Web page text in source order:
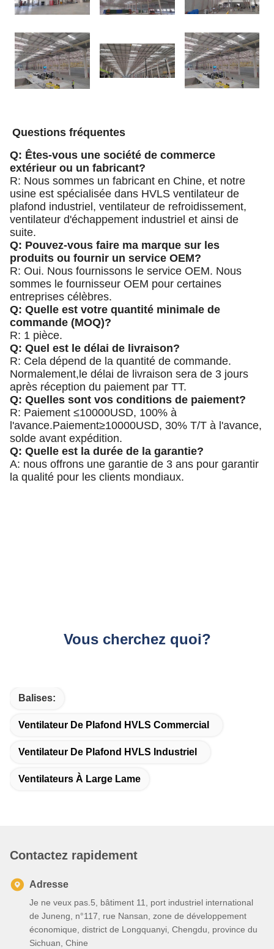
Questions fréquentes
Q: Êtes-vous une société de commerce
extérieur ou un fabricant?
R: Nous sommes un fabricant en Chine, et notre
usine est spécialisée dans HVLS ventilateur de
plafond industriel, ventilateur de refroidissement,
ventilateur d'échappement industriel et ainsi de
suite.
Q: Pouvez-vous faire ma marque sur les
produits ou fournir un service OEM?
R: Oui. Nous fournissons le service OEM. Nous
sommes le fournisseur OEM pour certaines
entreprises célèbres.
Q: Quelle est votre quantité minimale de
commande (MOQ)?
R: 1 pièce.
Q: Quel est le délai de livraison?
R: Cela dépend de la quantité de commande.
Normalement,le délai de livraison sera de 3 jours
après réception du paiement par TT.
Q: Quelles sont vos conditions de paiement?
R: Paiement ≤10000USD, 100% à
l'avance.Paiement≥10000USD, 30% T/T à l'avance,
solde avant expédition.
Q: Quelle est la durée de la garantie?
A: nous offrons une garantie de 3 ans pour garantir
la qualité pour les clients mondiaux.
Vous cherchez quoi?
Balises:
Ventilateur De Plafond HVLS Commercial
Ventilateur De Plafond HVLS Industriel
Ventilateurs À Large Lame
Contactez rapidement
Adresse
Je ne veux pas.5, bâtiment 11, port industriel international
de Juneng, n°117, rue Nansan, zone de développement
économique, district de Longquanyi, Chengdu, province du
Sichuan, Chine